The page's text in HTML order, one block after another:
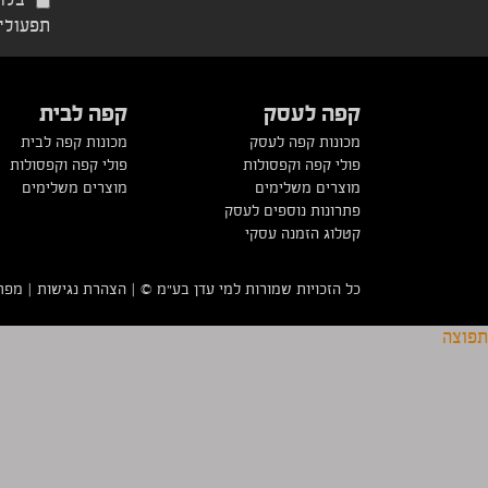
קפה לעסק
מכונות קפה לעסק
פולי קפה וקפסולות
מוצרים משלימים
פתרונות נוספים לעסק
קטלוג הזמנה עסקי
קפה לבית
מכונות קפה לבית
פולי קפה וקפסולות
מוצרים משלימים
כל הזכויות שמורות למי עדן בע”מ © הצהרת נגישות
תפוצה